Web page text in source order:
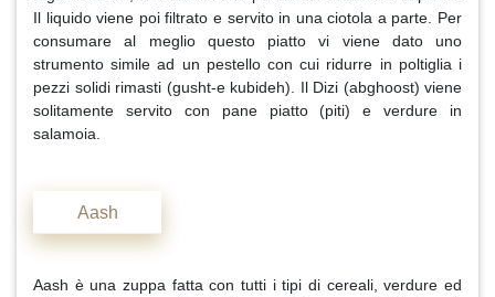
Il liquido viene poi filtrato e servito in una ciotola a parte. Per
consumare al meglio questo piatto vi viene dato uno
strumento simile ad un pestello con cui ridurre in poltiglia i
pezzi solidi rimasti (gusht-e kubideh). Il Dizi (abghoost) viene
solitamente servito con pane piatto (piti) e verdure in
salamoia.
Aash
Aash è una zuppa fatta con tutti i tipi di cereali, verdure ed